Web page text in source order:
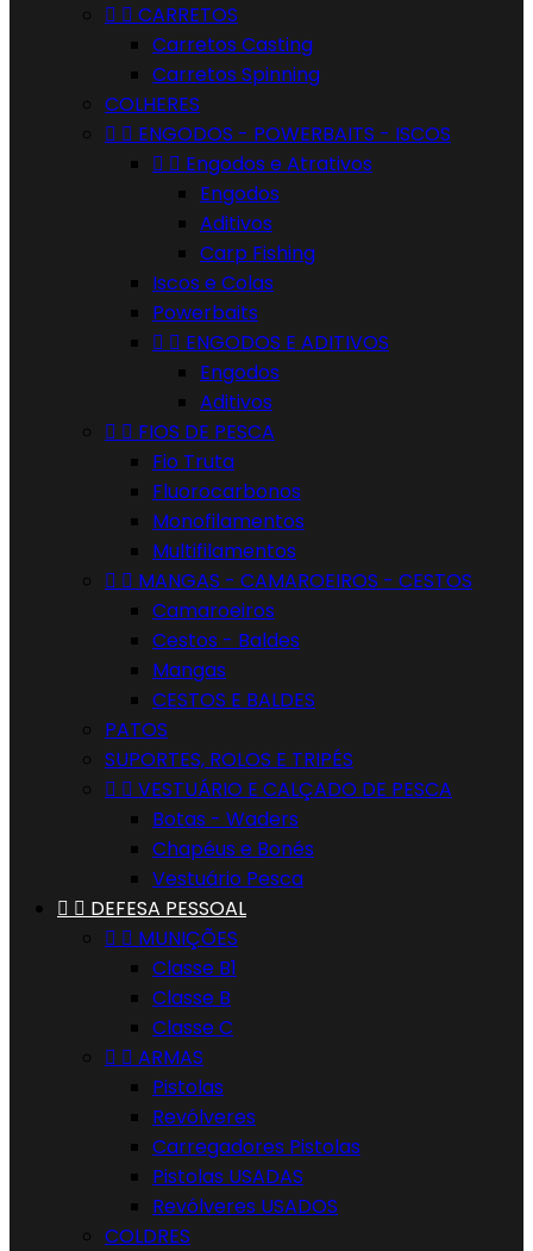
  CARRETOS
Carretos Casting
Carretos Spinning
COLHERES
  ENGODOS - POWERBAITS - ISCOS
  Engodos e Atrativos
Engodos
Aditivos
Carp Fishing
Iscos e Colas
Powerbaits
  ENGODOS E ADITIVOS
Engodos
Aditivos
  FIOS DE PESCA
Fio Truta
Fluorocarbonos
Monofilamentos
Multifilamentos
  MANGAS - CAMAROEIROS - CESTOS
Camaroeiros
Cestos - Baldes
Mangas
CESTOS E BALDES
PATOS
SUPORTES, ROLOS E TRIPÉS
  VESTUÁRIO E CALÇADO DE PESCA
Botas - Waders
Chapéus e Bonés
Vestuário Pesca
  DEFESA PESSOAL
  MUNIÇÕES
Classe B1
Classe B
Classe C
  ARMAS
Pistolas
Revólveres
Carregadores Pistolas
Pistolas USADAS
Revólveres USADOS
COLDRES